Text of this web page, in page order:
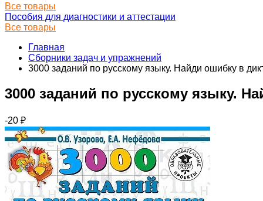
Все товары
Пособия для диагностики и аттестации
Все товары
Главная
Сборники задач и упражнений
3000 заданий по русскому языку. Найди ошибку в
3000 заданий по русскому языку.
-20 ₽